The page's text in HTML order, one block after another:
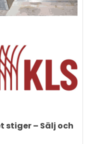
stiger – Sälj och